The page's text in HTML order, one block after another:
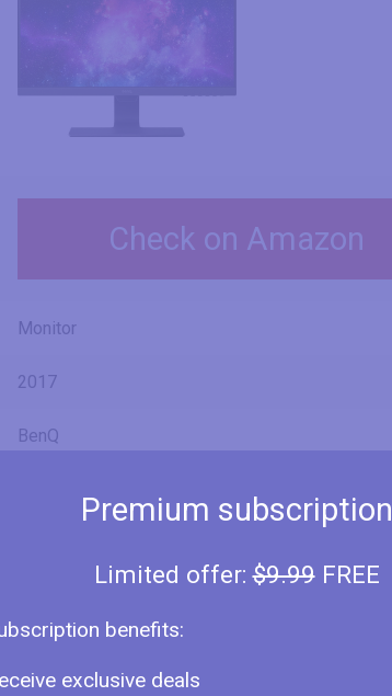
Premium subscription
Limited offer:$9.99FREE
benefits:
exclusive deals
Check on Amazon
Monitor
2017
BenQ
60.5 cm